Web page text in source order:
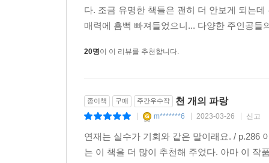
연재의 언니, 휠체어를 타는 은혜에게 바깥세상
의족이나 전동 휠체어가 아닌, ‘인도에 오를 수
★“행복한 순간만이 유일하게 그리움을 이겨.”
-멈춰버린 시간 속에서 끊임없이 누군가를 애도하
다. 조금 유명한 책들은 괜히 더 안보게 되는
매력에 흠뻑 빠져들었으니... 다양한 주인공
20명이 이 리뷰를 추천합니다.
종이책 구매 주간우수작 천 개의 파랑
m*******6 2023-03-26 신고
연재는 실수가 기회와 같은 말이래요. / p.286
는 이 책을 더 많이 추천해 주었다. 아마 이 작